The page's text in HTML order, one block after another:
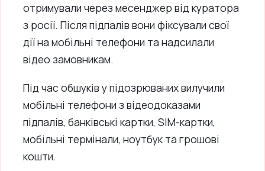
отримували через месенджер від куратора
з росії. Після підпалів вони фіксували свої
дії на мобільні телефони та надсилали
відео замовникам.
Під час обшуків у підозрюваних вилучили
мобільні телефони з відеодоказами
підпалів, банківські картки, SIM-картки,
мобільні термінали, ноутбук та грошові
кошти.